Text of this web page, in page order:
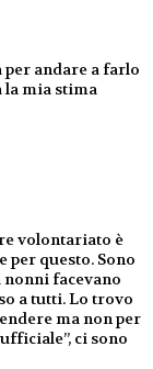
per andare a farlo
la mia stima
volontariato è
per questo. Sono
facevano
a tutti. Lo trovo
ma non per
ci sono